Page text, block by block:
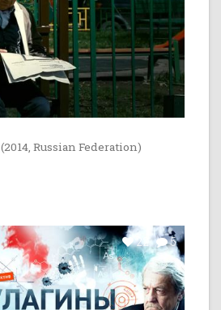
(2014, Russian Federation)
22 5